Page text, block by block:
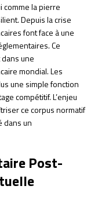
comme la pierre
Depuis la crise
font face à une
Ce
une
mondial. Les
une simple fonction
compétitif. L’enjeu
ce corpus normatif
dans un
Post-